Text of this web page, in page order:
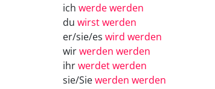
ich werde werden
du wirst werden
er/sie/es wird werden
wirwerden werden
ihrwerdet werden
sie/Siewerden werden